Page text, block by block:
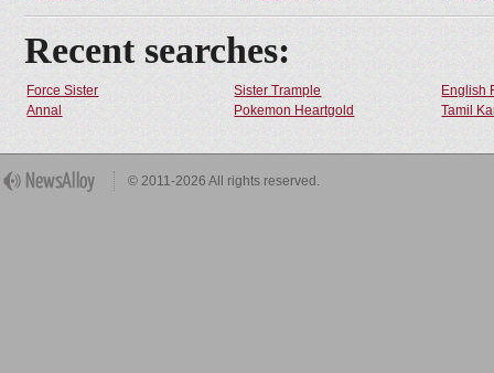
Recent searches:
Force Sister Sister Trample
English
Annal
Pokemon Heartgold Tamil
© 2011-2026 All rights reserved.